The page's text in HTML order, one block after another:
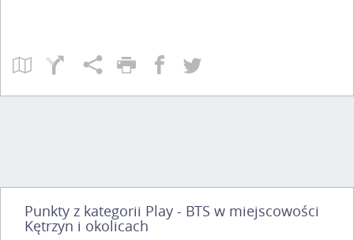
Punkty z kategorii Play - BTS w miejscowości
Kętrzyn i okolicach